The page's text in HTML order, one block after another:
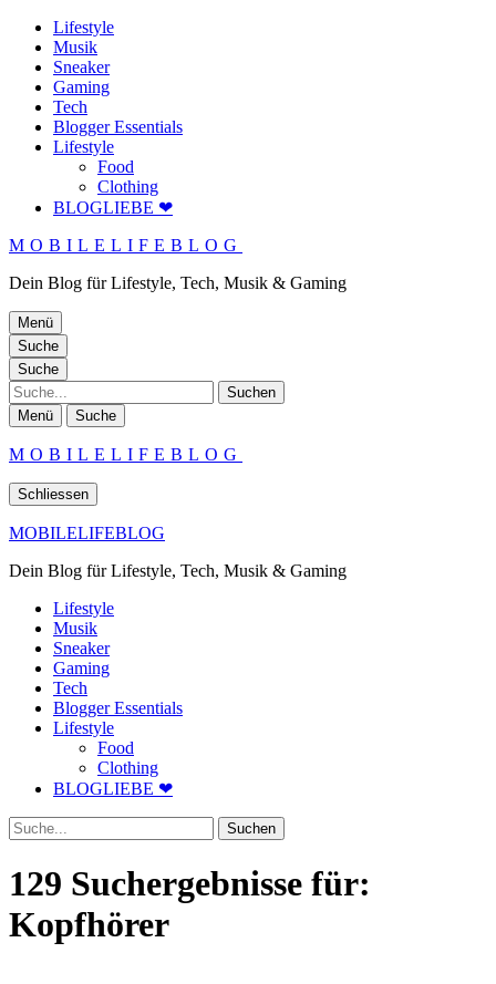
Lifestyle
Musik
Sneaker
Gaming
Tech
Blogger Essentials
Lifestyle
Food
Clothing
BLOGLIEBE ❤
MOBILELIFEBLOG
Dein Blog für Lifestyle, Tech, Musik & Gaming
Menü
Suche
Suche
Suche
Menü Suche
MOBILELIFEBLOG
Schliessen
MOBILELIFEBLOG
Dein Blog für Lifestyle, Tech, Musik & Gaming
Lifestyle
Musik
Sneaker
Gaming
Tech
Blogger Essentials
Lifestyle
Food
Clothing
BLOGLIEBE ❤
Suche
129 Suchergebnisse für:
Kopfhörer